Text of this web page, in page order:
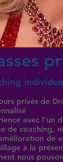
privés de
avec l'un
de coaching,
de
à la
nous